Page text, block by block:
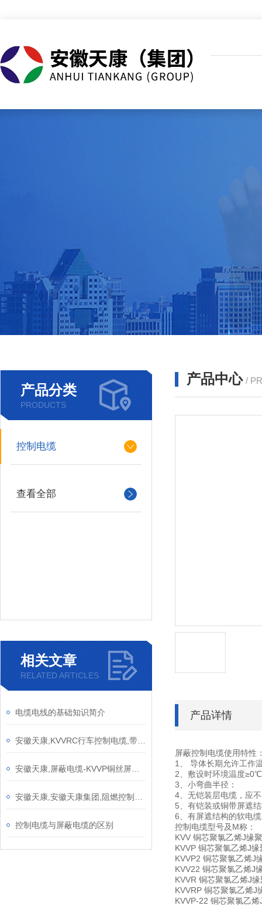
产品分类
PRODUCTS
控制电缆
查看全部
相关文章
RELATED ARTICLES
电缆电线的基础知识简介
控制电缆与屏蔽电缆的区别
产品中心 /
产品详情
屏蔽控制电缆使用特性
1、 导体长期允许工作
2、敷设时环境温度
3、小弯曲半径：
4、无铠装层电缆，应
5、有铠装或铜带屏遮
6、有屏遮结构的软电
控制电缆型号及M称：
KVV 铜芯聚氯乙烯J缘
KVVP 铜芯聚氯乙烯J
KVVP2 铜芯聚氯乙烯J
KVV22 铜芯聚氯乙烯J
KVVR 铜芯聚氯乙烯J
KVVRP 铜芯聚氯乙烯J
KVVP-22 铜芯聚氯乙